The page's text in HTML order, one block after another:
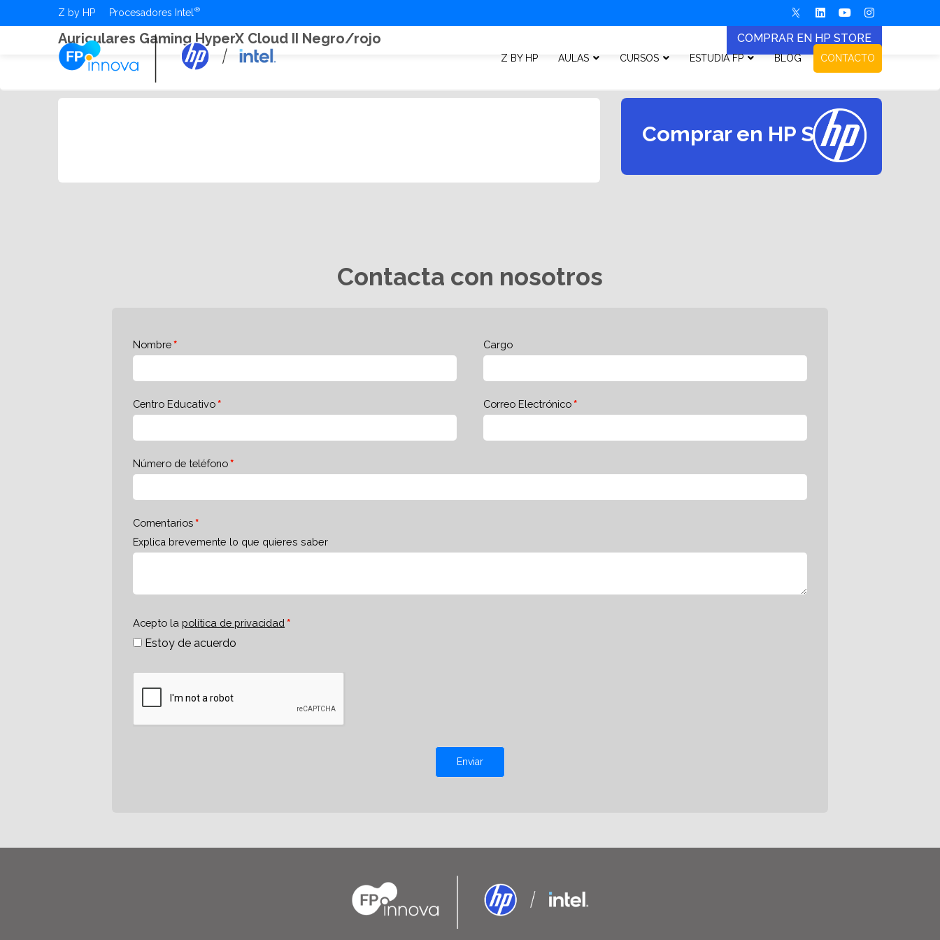
Z by HP Procesadores Intel
Z BY HP AULAS CURSOS ESTUDIA FP BLOG CONTACTO
Auriculares Gaming HyperX Cloud II Negro/rojo COMPRAR EN HP STORE
Comprar en HP Store
Contacta con nosotros
Nombre Cargo
Centro Educativo Correo Electrónico
Número de teléfono
Comentarios
Explica brevemente lo que quieres saber
Acepto la política de privacidad
Estoy de acuerdo
Enviar